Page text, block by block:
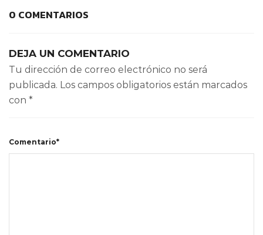
0 COMENTARIOS
DEJA UN COMENTARIO
Tu dirección de correo electrónico no será
publicada. Los campos obligatorios están marcados
con *
Comentario*